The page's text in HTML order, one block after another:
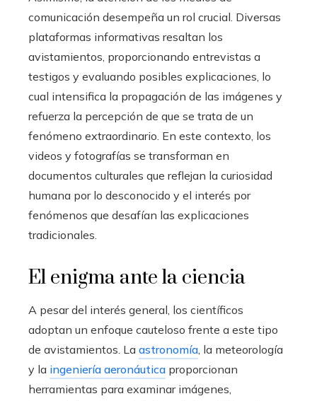
comunicación desempeña un rol crucial. Diversas
plataformas informativas resaltan los
avistamientos, proporcionando entrevistas a
testigos y evaluando posibles explicaciones, lo
cual intensifica la propagación de las imágenes y
refuerza la percepción de que se trata de un
fenómeno extraordinario. En este contexto, los
videos y fotografías se transforman en
documentos culturales que reflejan la curiosidad
humana por lo desconocido y el interés por
fenómenos que desafían las explicaciones
tradicionales.
El enigma ante la ciencia
A pesar del interés general, los científicos
adoptan un enfoque cauteloso frente a este tipo
de avistamientos. La astronomía, la meteorología
y la ingeniería aeronáutica proporcionan
herramientas para examinar imágenes,